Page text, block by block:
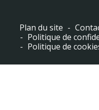
Plan du site
Politique de
Politique de